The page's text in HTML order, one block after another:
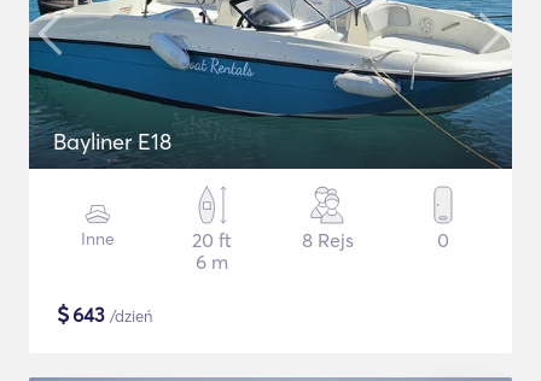
Bayliner E18
Inne
20 ft
6 m
8 Rejs 0
$643 /dzień